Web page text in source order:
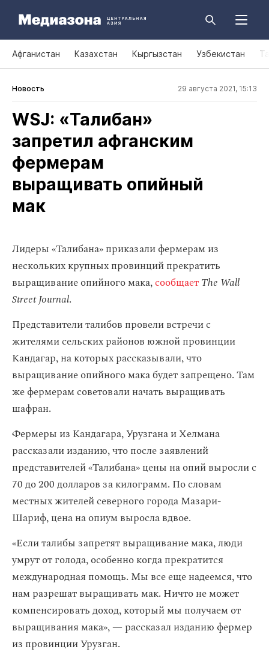
Афганистан Казахстан Кыргызстан Узбекистан
Новость 29 августа 2021, 15:13
WSJ: «Талибан»
запретил афганским
фермерам
выращивать опийный
мак
Лидеры «Талибана» приказали фермерам из
нескольких крупных провинций прекратить
выращивание опийного мака,сообщаетThe Wall
Street Journal.
Представители талибов провели встречи с
жителями сельских районов южной провинции
Кандагар, на которых рассказывали, что
выращивание опийного мака будет запрещено. Там
же фермерам советовали начать выращивать
шафран.
Фермеры из Кандагара, Урузгана и Хелмана
рассказали изданию, что после заявлений
представителей «Талибана» цены на опий выросли с
70 до 200 долларов за килограмм. По словам
местных жителей северного города Мазари-
Шариф, цена на опиум выросла вдвое.
«Если талибы запретят выращивание мака, люди
умрут от голода, особенно когда прекратится
международная помощь. Мы все еще надеемся, что
нам разрешат выращивать мак. Ничто не может
компенсировать доход, который мы получаем от
выращивания мака», — рассказал изданию фермер
из провинции Урузган.